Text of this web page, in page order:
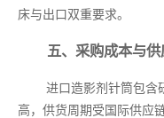
床与出口双重要求。
五、采购成本与
进口造影剂针筒包含
高，供货周期受国际供应